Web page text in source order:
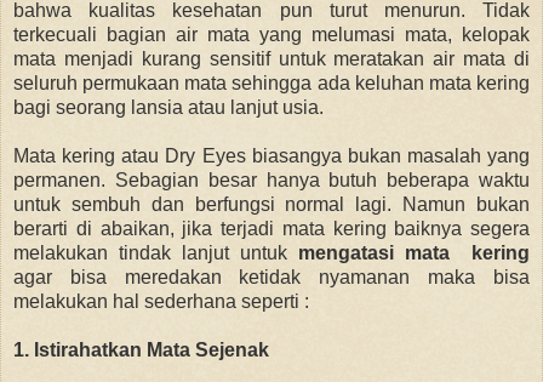
bahwa kualitas kesehatan pun turut menurun. Tidak
terkecuali bagian air mata yang melumasi mata,
kelopak
mata menjadi kurang sensitif untuk meratakan air mata di
seluruh permukaan matasehingga ada keluhan mata kering
bagi seorang lansia atau lanjut usia.
Mata kering atau Dry Eyes biasangya bukan masalah yang
permanen. Sebagian besar hanya butuh beberapa waktu
untuk sembuh dan berfungsi normal lagi. Namun bukan
berarti di abaikan, jika terjadi mata kering baiknya segera
melakukan tindak lanjut untuk mengatasi mata kering
agar bisa meredakan ketidak nyamanan maka bisa
melakukan hal sederhana seperti :
1. Istirahatkan Mata Sejenak